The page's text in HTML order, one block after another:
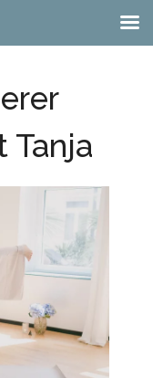
Tanja